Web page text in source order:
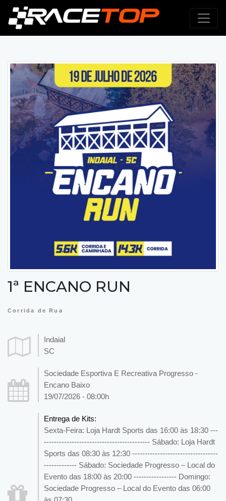
1ª ENCANO RUN
Corrida de Rua
Indaial
SC
Sociedade Esportiva E Recreativa Progresso -
Encano Baixo
19/07/2026 - 08:00h
Entrega de Kits:
Sexta-Feira: Loja Hardt Sports das 16:00 às 18:30 ---
------------------------------------------ Sábado: Loja Hardt
Sports das 08:30 às 12:30 ----------------------------------
------------- Sábado: Sociedade Progresso – Local do
Evento das 18:00 às 20:00 ----------------- Domingo:
Sociedade Progresso – Local do Evento das 06:00